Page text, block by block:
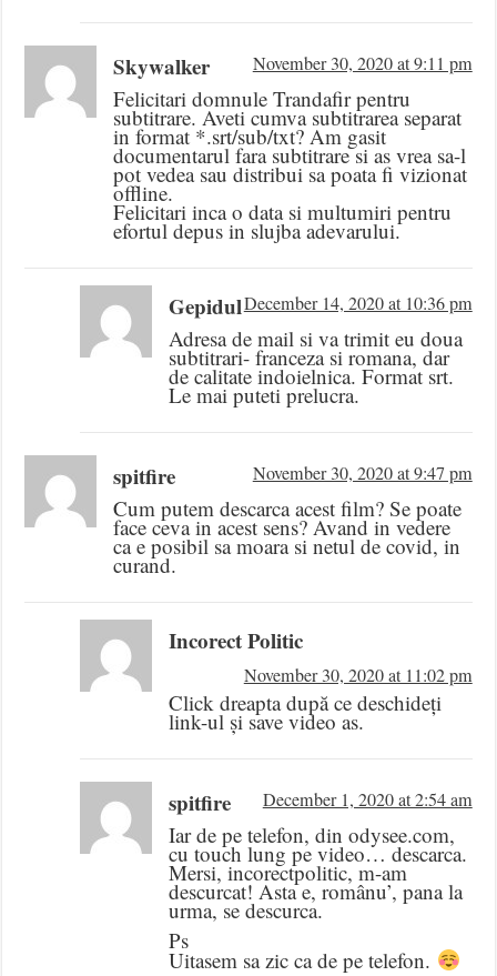
Skywalker November 30, 2020 at 9:11 pm
Felicitari domnule Trandafir pentru
subtitrare. Aveti cumva subtitrarea separat
in format *.srt/sub/txt? Am gasit
documentarul fara subtitrare si as vrea sa-l
pot vedea sau distribui sa poata fi vizionat
offline.
Felicitari inca o data si multumiri pentru
efortul depus in slujba adevarului.
GepidulDecember 14, 2020 at 10:36 pm
Adresa de mail si va trimit eu doua
subtitrari- franceza si romana, dar
de calitate indoielnica. Format srt.
Le mai puteti prelucra.
spitfire November 30, 2020 at 9:47 pm
Cum putem descarca acest film? Se poate
face ceva in acest sens? Avand in vedere
ca e posibil sa moara si netul de covid, in
curand.
Incorect Politic
November 30, 2020 at 11:02 pm
Click dreapta după ce deschideți
link-ul și save video as.
spitfire December 1, 2020 at 2:54 am
Iar de pe telefon, din odysee.com,
cu touch lung pe video… descarca.
Mersi, incorectpolitic, m-am
descurcat! Asta e, românu’, pana la
urma, se descurca.
Ps
Uitasem sa zic ca de pe telefon.